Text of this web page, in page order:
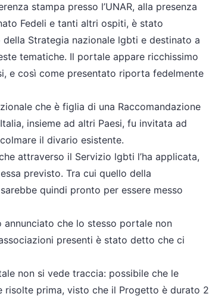
stampa presso l’UNAR, alla presenza
Fedeli e tanti altri ospiti, è stato
Strategia nazionale lgbti e destinato a
tematiche. Il portale appare ricchissimo
e così come presentato riporta fedelmente
che è figlia di una Raccomandazione
insieme ad altri Paesi, fu invitata ad
il divario esistente.
attraverso il Servizio lgbti l’ha applicata,
previsto. Tra cui quello della
quindi pronto per essere messo
che lo stesso portale non
presenti è stato detto che ci
non si vede traccia: possibile che le
risolte prima, visto che il Progetto è durato 2